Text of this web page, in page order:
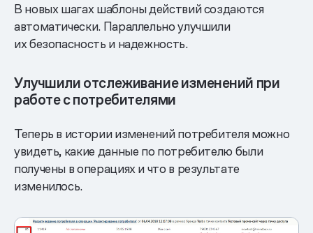
В новых шагах шаблоны действий создаются
автоматически. Параллельно улучшили
их безопасность и надежность.
Улучшили отслеживание изменений при
работе с потребителями
Теперь в истории изменений потребителя можно
увидеть, какие данные по потребителю были
получены в операциях и что в результате
изменилось.